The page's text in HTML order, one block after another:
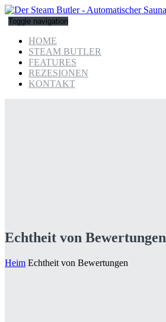
Toggle navigation
HOME
STEAM BUTLER
FEATURES
REZESIONEN
KONTAKT
Echtheit von Bewertungen
Heim Echtheit von Bewertungen